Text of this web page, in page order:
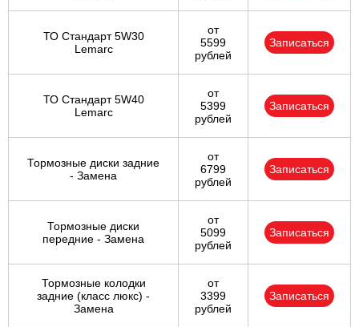
ТО Стандарт 5W30
Lemarc
от
5599
рублей
Записаться
ТО Стандарт 5W40
Lemarc
от
5399
рублей
Записаться
Тормозные диски задние
- Замена
от
6799
рублей
Записаться
Тормозные диски
передние - Замена
от
5099
рублей
Записаться
Тормозные колодки
задние (класс люкс) -
Замена
от
3399
рублей
Записаться